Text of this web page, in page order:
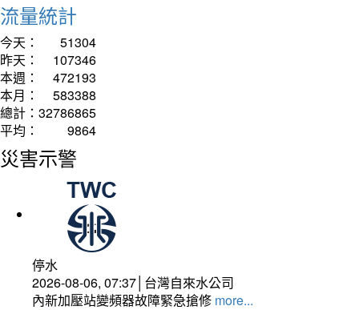
流量統計
今天：
51304
昨天：
107346
本週：
472193
本月：
583388
總計： 32786865
平均：
9864
災害示警
停水
2026-08-06, 07:37│台灣自來水公司
內新加壓站變頻器故障緊急搶修 more...